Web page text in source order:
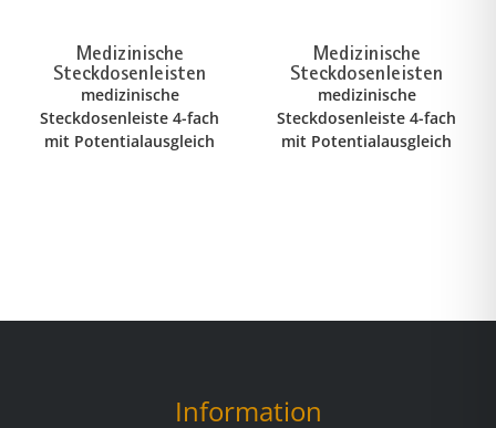
Medizinische
Steckdosenleisten
medizinische
Steckdosenleiste 4-fach
mit Potentialausgleich
Medizinische
Steckdosenleisten
medizinische
Steckdosenleiste 4-fach
mit Potentialausgleich
Information